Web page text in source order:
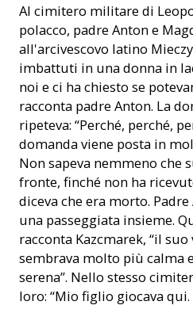
Al cimitero militare di
polacco, padre Anton e
all'arcivescovo latino
imbattuti in una donna in
noi e ci ha chiesto se
racconta padre Anton. La
ripeteva: “Perché, perché,
domanda viene posta in
Non sapeva nemmeno che
fronte, finché non ha
diceva che era morto.
una passeggiata insieme.
racconta Kazcmarek, “il
sembrava molto più calma
serena”. Nello stesso
loro: “Mio figlio giocava qui.